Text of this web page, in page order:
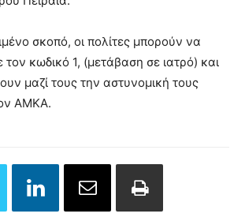
σκοπό, οι πολίτες μπορούν να
τον κωδικό 1, (μετάβαση σε ιατρό) και
μαζί τους την αστυνομική τους
ΑΜΚΑ.